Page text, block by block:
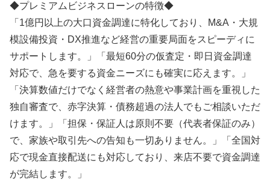
◆プレミアムビジネスローンの特徴◆
「1億円以上の大口資金調達に特化しており、M&A・大規
模設備投資・DX推進など経営の重要局面をスピーディに
サポートします。」「最短60分の仮査定・即日資金調達
対応で、急を要する資金ニーズにも確実に応えます。」
「決算数値だけでなく経営者の熱意や事業計画を重視した
独自審査で、赤字決算・債務超過の法人でもご相談いただ
けます。」「担保・保証人は原則不要（代表者保証のみ）
で、家族や取引先への告知も一切ありません。」「全国対
応で現金直接配送にも対応しており、来店不要で資金調達
が完結します。」